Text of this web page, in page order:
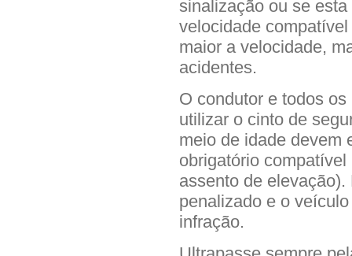
sinalização ou se
velocidade
maior a velocidade,
acidentes.
O condutor e todos
utilizar o cinto de
meio de idade devem
obrigatório
assento de
penalizado e o
infração.